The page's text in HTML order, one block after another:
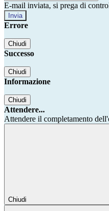
E-mail inviata, si prega di
Errore
Chiudi
Successo
Chiudi
Informazione
Chiudi
Attendere...
Attendere il completamento
Chiudi